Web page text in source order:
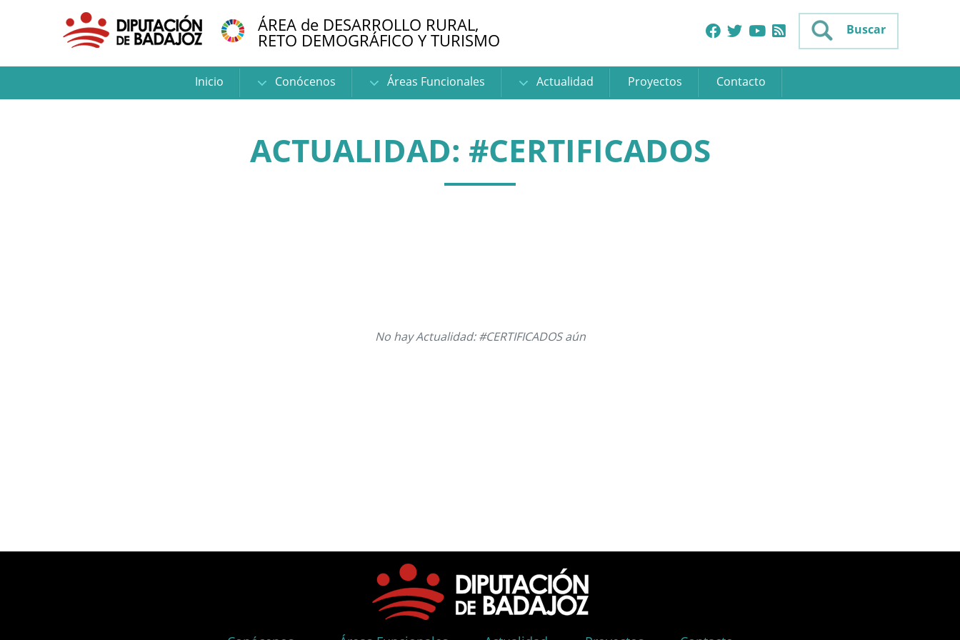
ÁREA de DESARROLLO RURAL,
RETO DEMOGRÁFICO Y TURISMO Buscar
Inicio Conócenos Áreas Funcionales Actualidad Proyectos Contacto
ACTUALIDAD: #CERTIFICADOS
No hay Actualidad: #CERTIFICADOS aún